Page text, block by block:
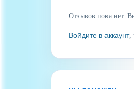
Отзывов пока нет.
Войдите в аккаунт,